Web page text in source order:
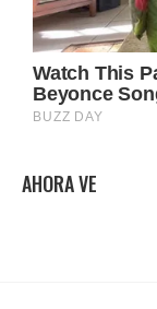
AHORA VE